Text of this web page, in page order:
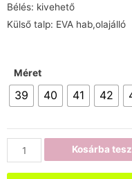
Bélés: kivehető
Külső talp: EVA hab,olajálló
Méret
39 40 41 42
Kosárba